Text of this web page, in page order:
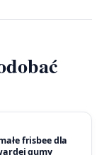
frisbee dla
gumy